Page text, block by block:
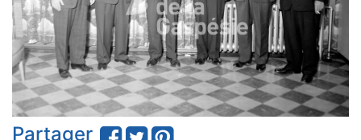
Partager